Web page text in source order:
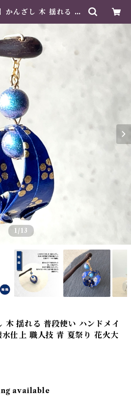
かんざし 木 揺れる 普
職人技 青 夏祭り 花火
ント | 紙工芸専門店 美
そあみか
1 /13
木 揺れる 普段使い ハンドメイ
仕上 職人技 青 夏祭り 花火大
available